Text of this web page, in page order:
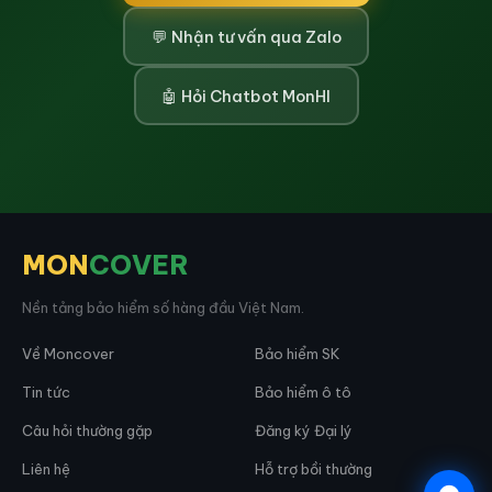
bản thân vàgia đình?
Chọn cách phù hợp nhất với bạn — AI tư vấn, mua
online, hoặc qua Zalo
💬 Nhận tư vấn qua Zalo
🤖 Hỏi Chatbot MonHI
MON